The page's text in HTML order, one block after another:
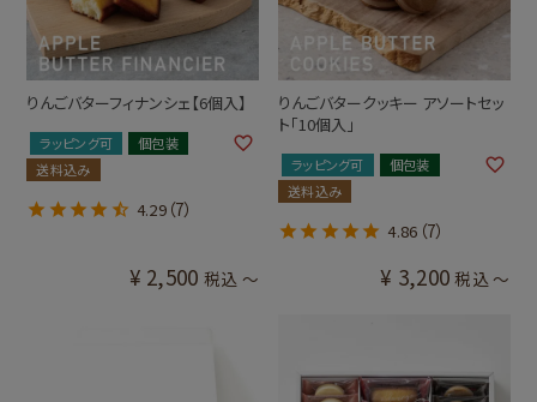
りんごバターフィナンシェ【6個入】
ラッピング可
個包装
送料込み
¥ 2,500 税込 〜
4.29（7）
りんごバタークッキー アソートセッ
ト「10個入」
ラッピング可
個包装
送料込み
¥ 3,200 税込 〜
4.86 （7）